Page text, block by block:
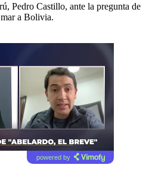
Pedro Castillo, ante la pregunta de
a Bolivia.
powered by